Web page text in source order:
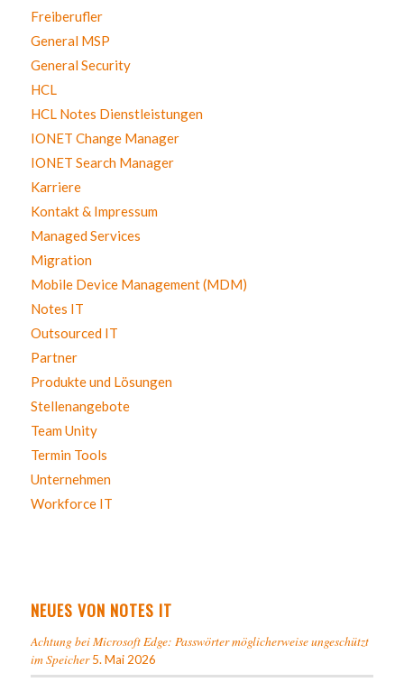
Freiberufler
General MSP
General Security
HCL
HCL Notes Dienstleistungen
IONET Change Manager
IONET Search Manager
Karriere
Kontakt & Impressum
Managed Services
Migration
Mobile Device Management (MDM)
Notes IT
Outsourced IT
Partner
Produkte und Lösungen
Stellenangebote
Team Unity
Termin Tools
Unternehmen
Workforce IT
NEUES VON NOTES IT
Achtung bei Microsoft Edge: Passwörter möglicherweise ungeschützt
im Speicher 5. Mai 2026